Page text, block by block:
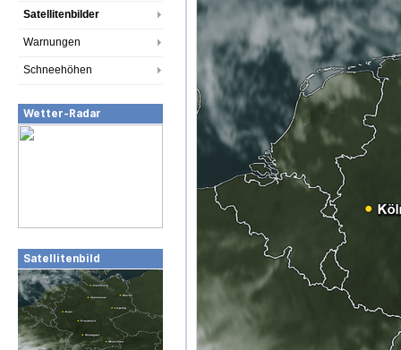
Satellitenbilder
Warnungen
Schneehöhen
Wetter-Radar
Satellitenbild